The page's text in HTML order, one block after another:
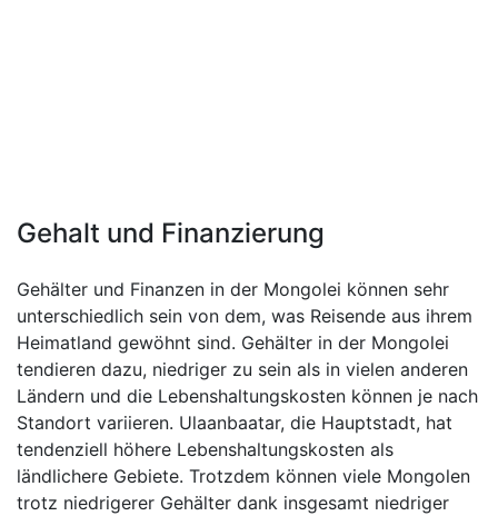
Gehalt und Finanzierung
Gehälter und Finanzen in der Mongolei können sehr
unterschiedlich sein von dem, was Reisende aus ihrem
Heimatland gewöhnt sind. Gehälter in der Mongolei
tendieren dazu, niedriger zu sein als in vielen anderen
Ländern und die Lebenshaltungskosten können je nach
Standort variieren. Ulaanbaatar, die Hauptstadt, hat
tendenziell höhere Lebenshaltungskosten als
ländlichere Gebiete. Trotzdem können viele Mongolen
trotz niedrigerer Gehälter dank insgesamt niedriger